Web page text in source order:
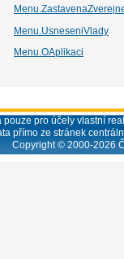
Menu.UsneseniVlady
Menu.OAplikaci
pro účely vlastní
přímo ze stránek
Copyright © 2000-2026